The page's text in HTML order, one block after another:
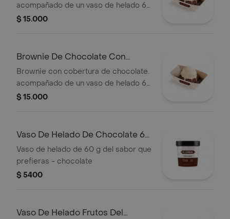
acompañado de un vaso de helado 60
g
$ 15.000
Brownie De Chocolate Con
Helado
Brownie con cobertura de chocolate.
acompañado de un vaso de helado 60
g
$ 15.000
Vaso De Helado De Chocolate 60
G
Vaso de helado de 60 g del sabor que
prefieras - chocolate
$ 5400
Vaso De Helado Frutos Del